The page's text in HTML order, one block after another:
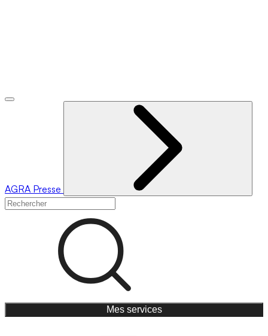
AGRA Presse
Mes services